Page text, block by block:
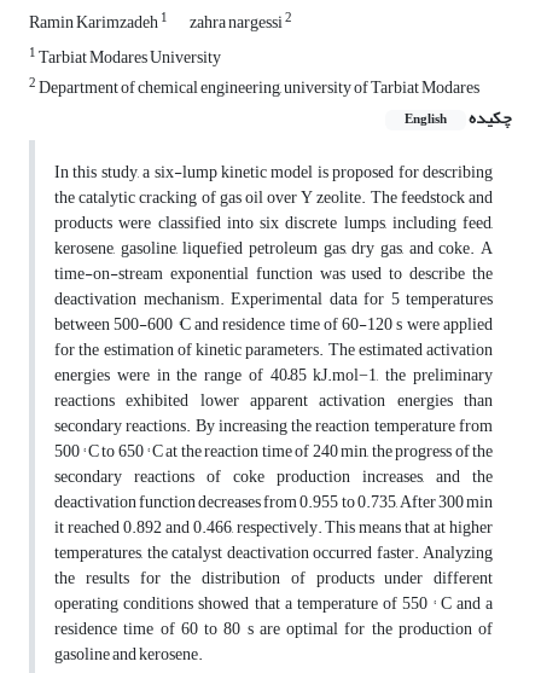
Ramin Karimzadeh1 zahra nargessi2
1Tarbiat Modares University
2Department of chemical engineering, university of Tarbiat Modares
چکیده
English
In this study, a six-lump kinetic model is proposed for describing
the catalytic cracking of gas oil over Y zeolite. The feedstock and
products were classified into six discrete lumps, including feed,
kerosene, gasoline, liquefied petroleum gas, dry gas, and coke. A
time-on-stream exponential function was used to describe the
deactivation mechanism. Experimental data for 5 temperatures
between 500-600 °C and residence time of 60-120 s were applied
for the estimation of kinetic parameters. The estimated activation
energies were in the range of 40–85 kJ.mol−1, the preliminary
reactions exhibited lower apparent activation energies than
secondary reactions. By increasing the reaction temperature from
500 ° C to 650 ° C at the reaction time of 240 min, the progress of the
secondary reactions of coke production increases, and the
deactivation function decreases from 0.955 to 0.735, After 300 min
it reached 0.892 and 0.466, respectively. This means that at higher
temperatures, the catalyst deactivation occurred faster. Analyzing
the results for the distribution of products under different
operating conditions showed that a temperature of 550 ° C and a
residence time of 60 to 80 s are optimal for the production of
gasoline and kerosene.